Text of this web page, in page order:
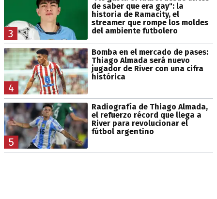
3
de saber que era gay": la
historia de Ramacity, el
streamer que rompe los moldes
del ambiente futbolero
4
Bomba en el mercado de pases:
Thiago Almada será nuevo
jugador de River con una cifra
histórica
5
Radiografía de Thiago Almada,
el refuerzo récord que llega a
River para revolucionar el
fútbol argentino